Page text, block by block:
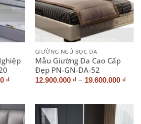
₫
GIƯỜNG NGỦ BỌC DA
Mẫu Giường Da Cao Cấp
Đẹp PN-GN-DA-52
12.900.000 ₫ – 19.600.000 ₫